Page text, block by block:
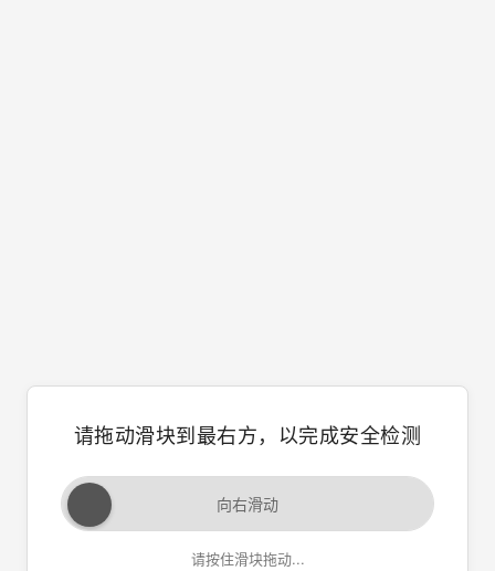
请拖动滑块到最右方，以完成安全检测
向右滑动
请按住滑块拖动...